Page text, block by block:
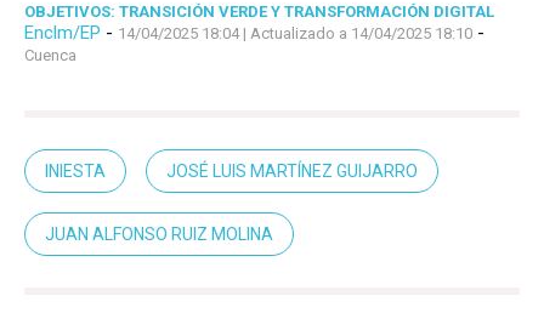
OBJETIVOS: TRANSICIÓN VERDE Y TRANSFORMACIÓN DIGITAL
Enclm/EP - 14/04/2025 18:04| Actualizado a 14/04/2025 18:10 -
Cuenca
INIESTA JOSÉ LUIS MARTÍNEZ GUIJARRO
JUAN ALFONSO RUIZ MOLINA